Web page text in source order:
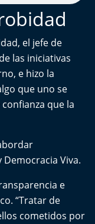
el jefe de
las iniciativas
e hizo la
que uno se
que la
Viva.
e
“Tratar de
cometidos por